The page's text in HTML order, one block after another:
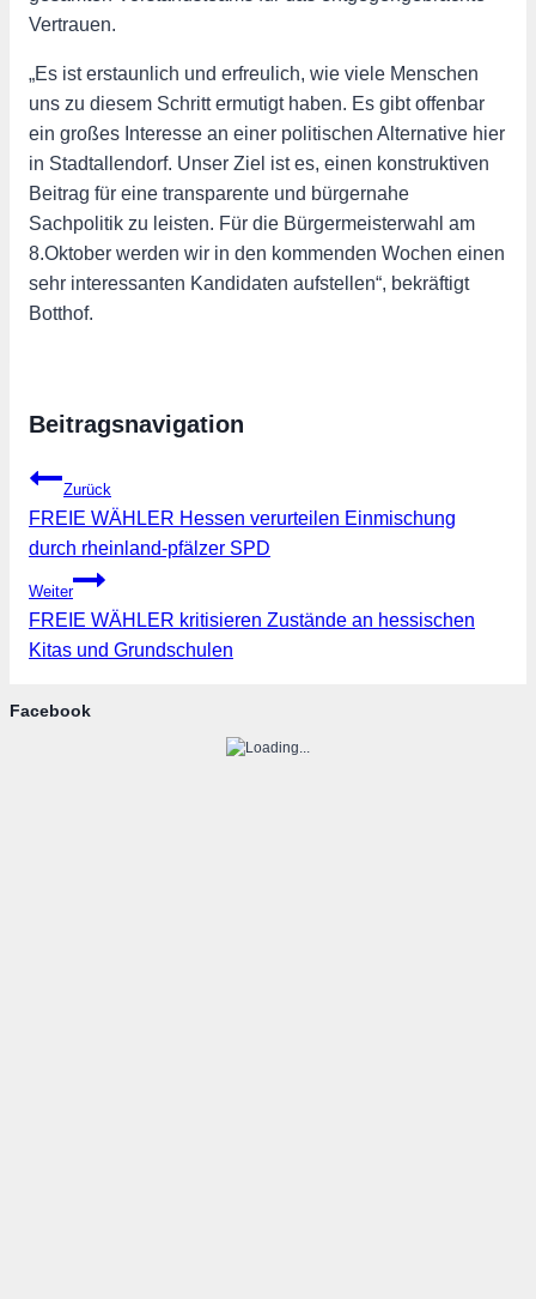
Vertrauen.
„Es ist erstaunlich und erfreulich, wie viele Menschen
uns zu diesem Schritt ermutigt haben. Es gibt offenbar
ein großes Interesse an einer politischen Alternative hier
in Stadtallendorf. Unser Ziel ist es, einen konstruktiven
Beitrag für eine transparente und bürgernahe
Sachpolitik zu leisten. Für die Bürgermeisterwahl am
8.Oktober werden wir in den kommenden Wochen einen
sehr interessanten Kandidaten aufstellen“, bekräftigt
Botthof.
Beitragsnavigation
Zurück
FREIE WÄHLER Hessen verurteilen Einmischung
durch rheinland-pfälzer SPD
Weiter
FREIE WÄHLER kritisieren Zustände an hessischen
Kitas und Grundschulen
Facebook